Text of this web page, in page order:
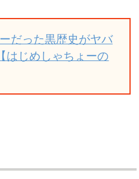
だった黒歴史がヤバ
はじめしゃちょーの